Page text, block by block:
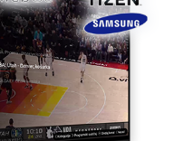
za 176 (18,5
je.